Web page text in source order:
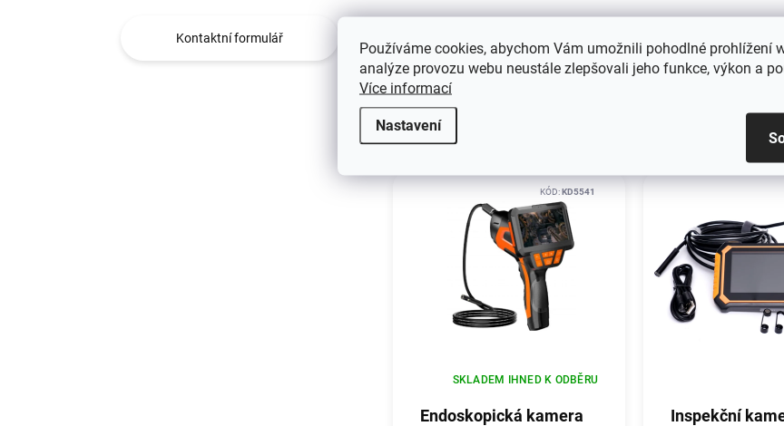
Používáme cookies, abychom Vám umožnili pohodlné prohlížení
analýze provozu webu neustále zlepšovali jeho funkce, výkon a
Více informací
Nastavení
Kontaktní formulář
Mohlo by
Endoskopická kamera
SKLADEM IHNED K ODBĚRU
KÓD:KD5541
Inspekční